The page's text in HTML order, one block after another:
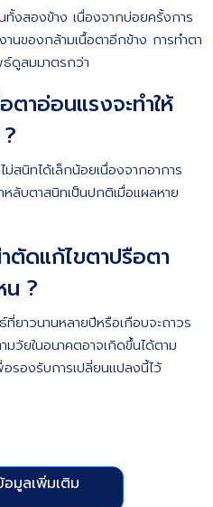
ทั้งสองข้าง เนื่องจากบ่อยครั้งการ
นของกล้ามเนื้อตาอีกข้าง การทำตา
ดูสมมาตรกว่า
ตาอ่อนแรงจะทำให้
สนิทได้เล็กน้อยเนื่องจากอาการ
ลับตาสนิทเป็นปกติเมื่อแผลหาย
ดแก้ไขตาปรือตา
น ?
ยาวนานหลายปีหรือเกือบจะถาวร
วัยในอนาคตอาจเกิดขึ้นได้ตาม
รองรับการเปลี่ยนแปลงนี้ไว้
มูลเพิ่มเติม